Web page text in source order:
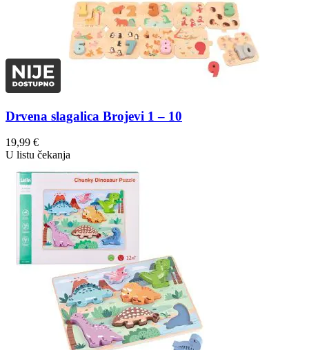
Drvena slagalica Brojevi 1 – 10
19,99 €
U listu čekanja